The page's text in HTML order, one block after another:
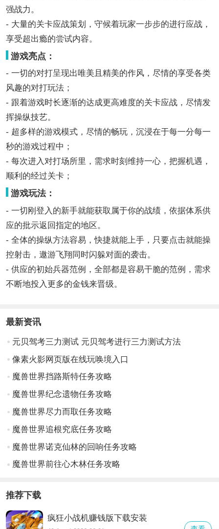
强战力。
- 大量的关卡应战策划，守候着玩家一步步的进行应战，
享受超出瘾的尝试内容。
游戏亮点：
- 一切的对打呈现出唯美且精美的作风，尽情的享受各类
风趣的对打玩法；
- 跟着游戏时长逐渐的达成更高难度的关卡应战，尽情发
挥操纵技艺。
- 超多样的游戏模式，尽情的畅玩，沉浸在于每一分每一
秒的游戏过程中；
- 每次进入对打场所里，需求时刻维持一心，把握机遇，
顺利的经过关卡；
游戏玩法：
- 一切刚登入的新手就能获取属于你的战绩，依据体系供
应的批示返回指定的地区。
- 全体的操纵方法容易，快捷就能上手，只要点击就能操
控射击，遨游飞翔同时闪躲对面的袭击。
- 供应的初始兵器范例，全部都是容易干脆的范例，需求
不断地投入更多的金钱来晋级。
最新资讯
元贝驾考三力测试 元贝驾考进行三力测试方法
像素火影网页版在线玩唤境入口
魔兽世界挡路斯特任务攻略
魔兽世界纪念遗物任务攻略
魔兽世界尽力而取任务攻略
魔兽世界追根究底任务攻略
魔兽世界诺克仙林的回响任务攻略
魔兽世界前往心木林任务攻略
推荐下载
疯狂小战机赚钱版下载安装